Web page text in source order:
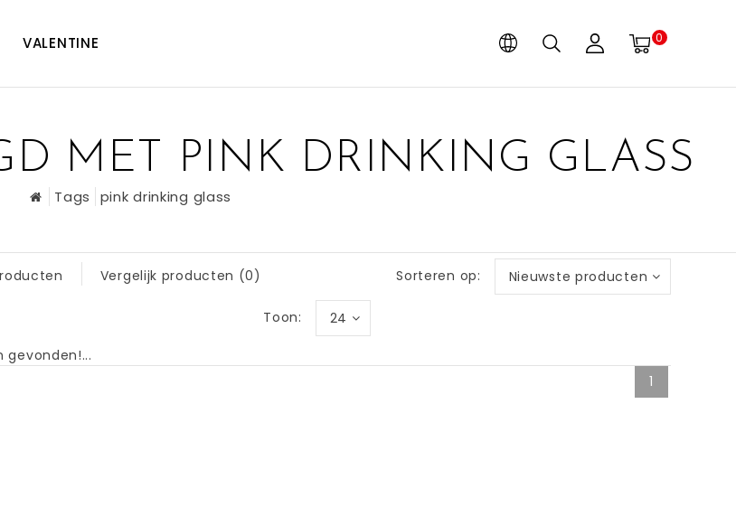
VALENTINE 0
MET PINK DRINKING GLASS
Tags pink drinking glass
Vergelijk producten (0) Sorteren op: Nieuwste producten
Toon: 24
gevonden!...
1